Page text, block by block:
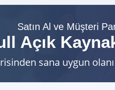
Satın Al ve Müşteri
Açık
sana uygun